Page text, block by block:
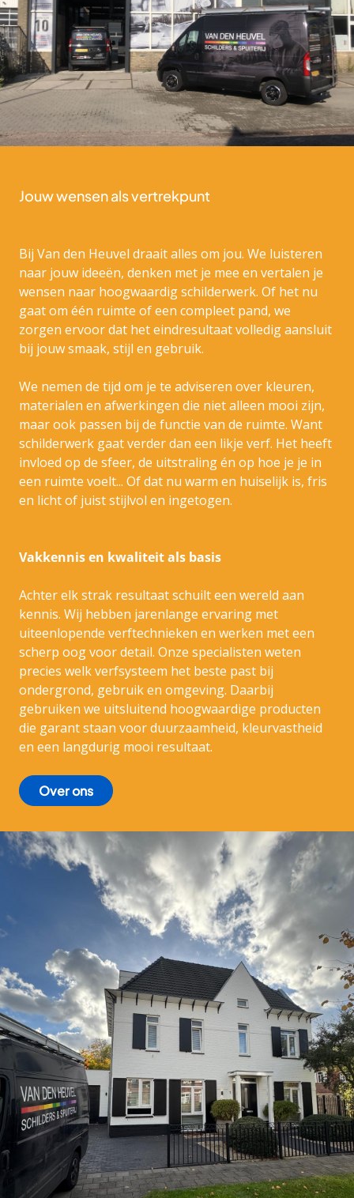
Jouw wensen als vertrekpunt
Bij Van den Heuvel draait alles om jou. We luisteren
naar jouw ideeën, denken met je mee en vertalen je
wensen naar hoogwaardig schilderwerk. Of het nu
gaat om één ruimte of een compleet pand, we
zorgen ervoor dat het eindresultaat volledig aansluit
bij jouw smaak, stijl en gebruik.
We nemen de tijd om je te adviseren over kleuren,
materialen en afwerkingen die niet alleen mooi zijn,
maar ook passen bij de functie van de ruimte. Want
schilderwerk gaat verder dan een likje verf. Het heeft
invloed op de sfeer, de uitstraling én op hoe je je in
een ruimte voelt... Of dat nu warm en huiselijk is, fris
en licht of juist stijlvol en ingetogen.
Vakkennis en kwaliteit als basis
Achter elk strak resultaat schuilt een wereld aan
kennis. Wij hebben jarenlange ervaring met
uiteenlopende verftechnieken en werken met een
scherp oog voor detail. Onze specialisten weten
precies welk verfsysteem het beste past bij
ondergrond, gebruik en omgeving. Daarbij
gebruiken we uitsluitend hoogwaardige producten
die garant staan voor duurzaamheid, kleurvastheid
en een langdurig mooi resultaat.
Over ons